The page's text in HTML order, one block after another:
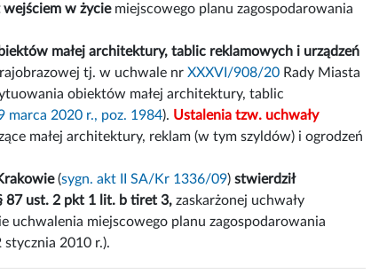
w życiemiejscowego planu zagospodarowania
małej architektury, tablic reklamowych i urządzeń
tj. w uchwale nr XXXVI/908/20 Rady Miasta
obiektów małej architektury, tablic
marca 2020 r., poz. 1984). Ustalenia tzw. uchwały
małej architektury, reklam (w tym szyldów) i ogrodzeń
(sygn. akt II SA/Kr 1336/09) stwierdził
87 ust. 2 pkt 1 lit. b tiret 3, zaskarżonej uchwały
uchwalenia miejscowego planu zagospodarowania
stycznia 2010 r.).